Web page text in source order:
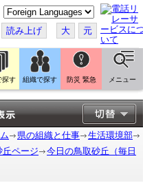
こ
の
ペ
ー
ジ
翻
訳
す
る
読み上げ 大 元
探す 組織で探す 防災 緊急 メニュー
県の組織と仕事
生活環境部
丘ページ
今日の鳥取砂丘（毎日